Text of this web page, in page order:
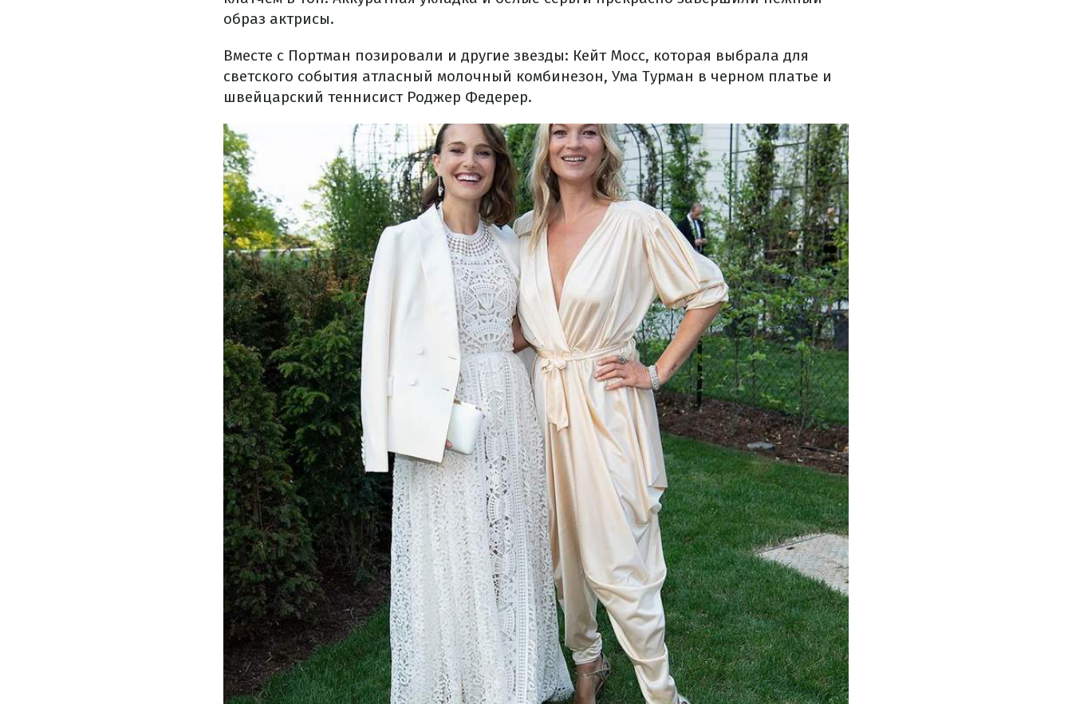
образ актрисы.
Вместе с Портман позировали и другие звезды: Кейт Мосс, которая выбрала для
светского события атласный молочный комбинезон, Ума Турман в черном платье и
швейцарский теннисист Роджер Федерер.